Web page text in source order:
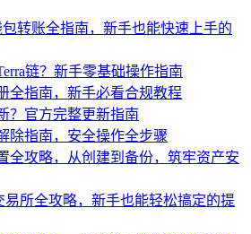
转账全指南，新手也能快速上手的
链？新手零基础操作指南
全指南，新手必看合规教程
？官方完整更新指南
除指南，安全操作全步骤
全攻略，从创建到备份，筑牢资产安
易所全攻略，新手也能轻松搞定的提